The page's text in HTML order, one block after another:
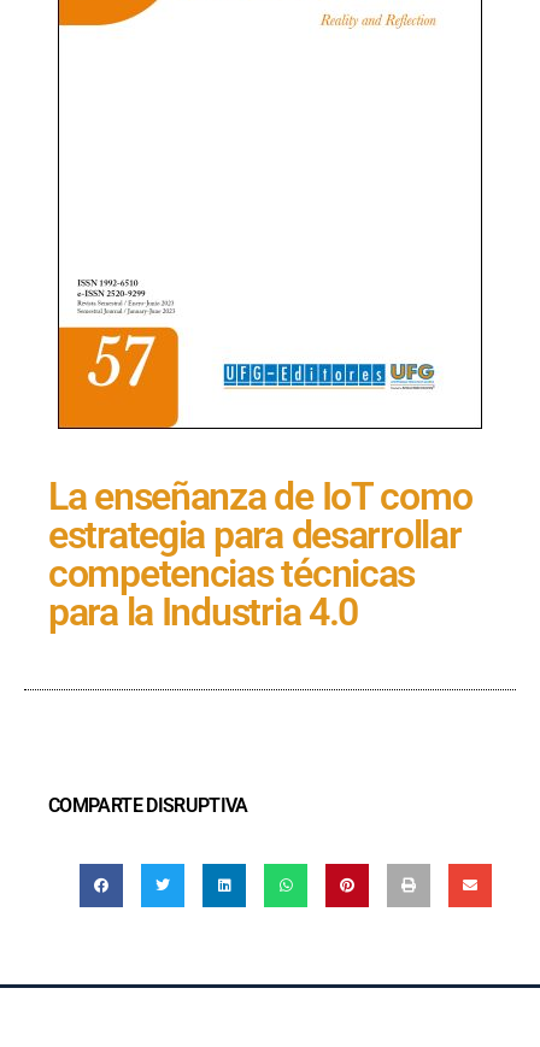
La enseñanza de IoT como
estrategia para desarrollar
competencias técnicas
para la Industria 4.0
COMPARTE DISRUPTIVA